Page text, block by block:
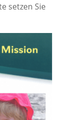
setzen Sie